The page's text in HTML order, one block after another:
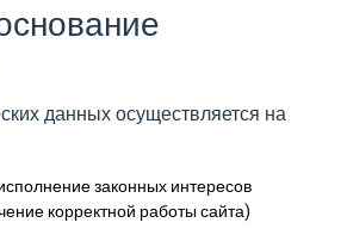
данных осуществляется на
законных интересов
корректной работы сайта)